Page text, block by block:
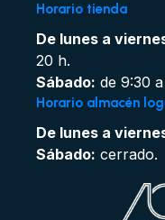
Horario tienda
De lunes a
20 h.
Sábado: de 9:30
Horario almacén
De lunes a
Sábado: cerrado.